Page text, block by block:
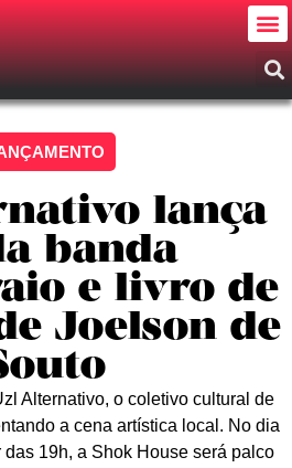
lança
banda
e livro de
Joelson de
Alternativo, o coletivo cultural de
a cena artística local. No dia
das 19h, a Shok House será palco